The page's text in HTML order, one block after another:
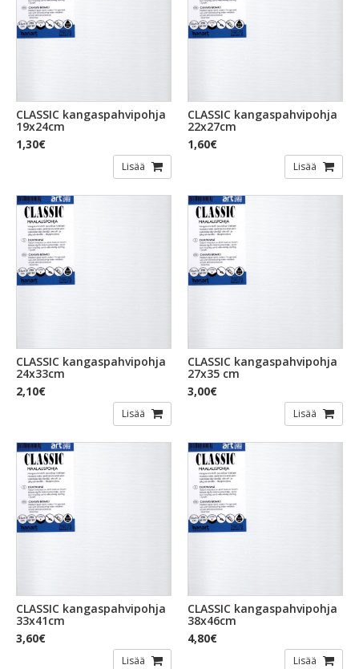
CLASSIC kangaspahvipohja
19x24cm
1,30€
Lisää
CLASSIC kangaspahvipohja
22x27cm
1,60€
Lisää
CLASSIC kangaspahvipohja
24x33cm
2,10€
Lisää
CLASSIC kangaspahvipohja
27x35 cm
3,00€
Lisää
CLASSIC kangaspahvipohja
33x41cm
3,60€
Lisää
CLASSIC kangaspahvipohja
38x46cm
4,80€
Lisää